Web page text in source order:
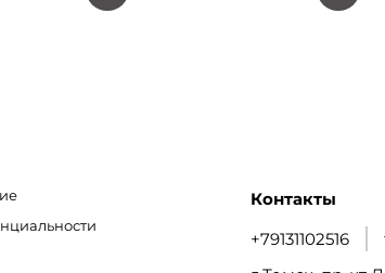
Контакты
+79131102516